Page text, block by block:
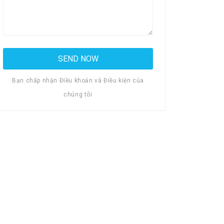
Bạn chấp nhận Điều khoản và Điều kiện của
chúng tôi